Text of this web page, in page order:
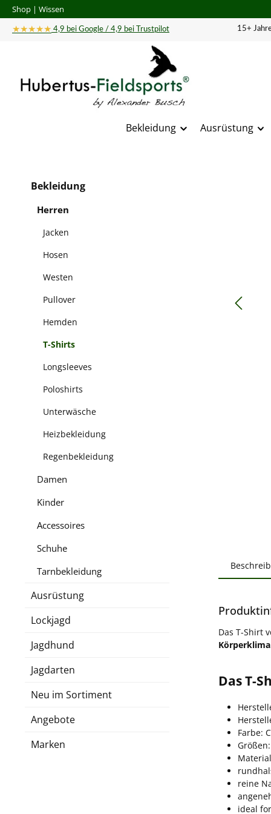
Hauptinhalt springen
Zur Suche springen
Zur Hauptnavigation springen
Shop | Wissen
★★★★★ 4,9 bei Google / 4,9 bei Trustpilot 15+
Bekleidung Ausrüstung
Bekleidung
Herren
Jacken
Hosen
Westen
Pullover
Hemden
T-Shirts
Longsleeves
Poloshirts
Unterwäsche
Heizbekleidung
Regenbekleidung
Damen
Kinder
Accessoires
Schuhe
Tarnbekleidung
Ausrüstung
Lockjagd
Jagdhund
Jagdarten
Neu im Sortiment
Angebote
Marken
Das T-Shirt
Körperklima
Das T-
Farbe:
reine
ideal